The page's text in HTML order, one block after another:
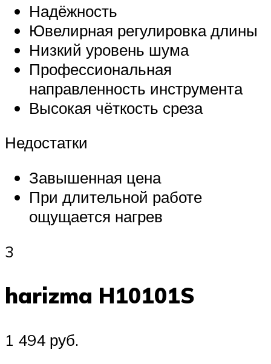
Надёжность
Ювелирная регулировка длины
Низкий уровень шума
Профессиональная
направленность инструмента
Высокая чёткость среза
Недостатки
Завышенная цена
При длительной работе
ощущается нагрев
3
harizma H10101S
1 494 руб.